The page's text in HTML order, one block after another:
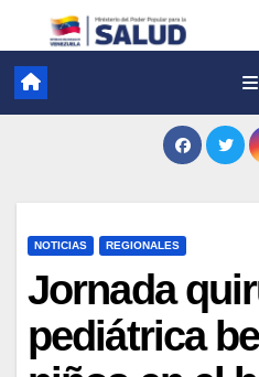
NOTICIAS REGIONALES
Jornada
pediátrica